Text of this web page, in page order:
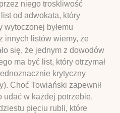
niego troskliwość
od adwokata, który
wytoczonej byłemu
innych listów wiemy, że
się, że jednym z dowodów
ma być list, który otrzymał
krytyczny
Choć Towiański zapewnił
udać w każdej potrzebie,
pięciu rubli, które